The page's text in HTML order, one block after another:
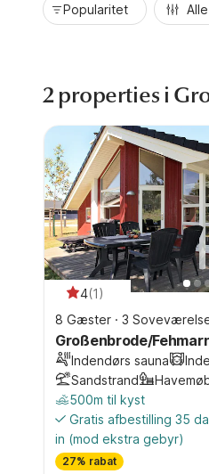
Popularitet
2 properties i
4(1)
8 Gæster · 3
Großenbrode/
Indendørs sauna
Sandstrand
500m til kyst
Gratis afbestilling 35
in (mod ekstra gebyr)
27% rabat